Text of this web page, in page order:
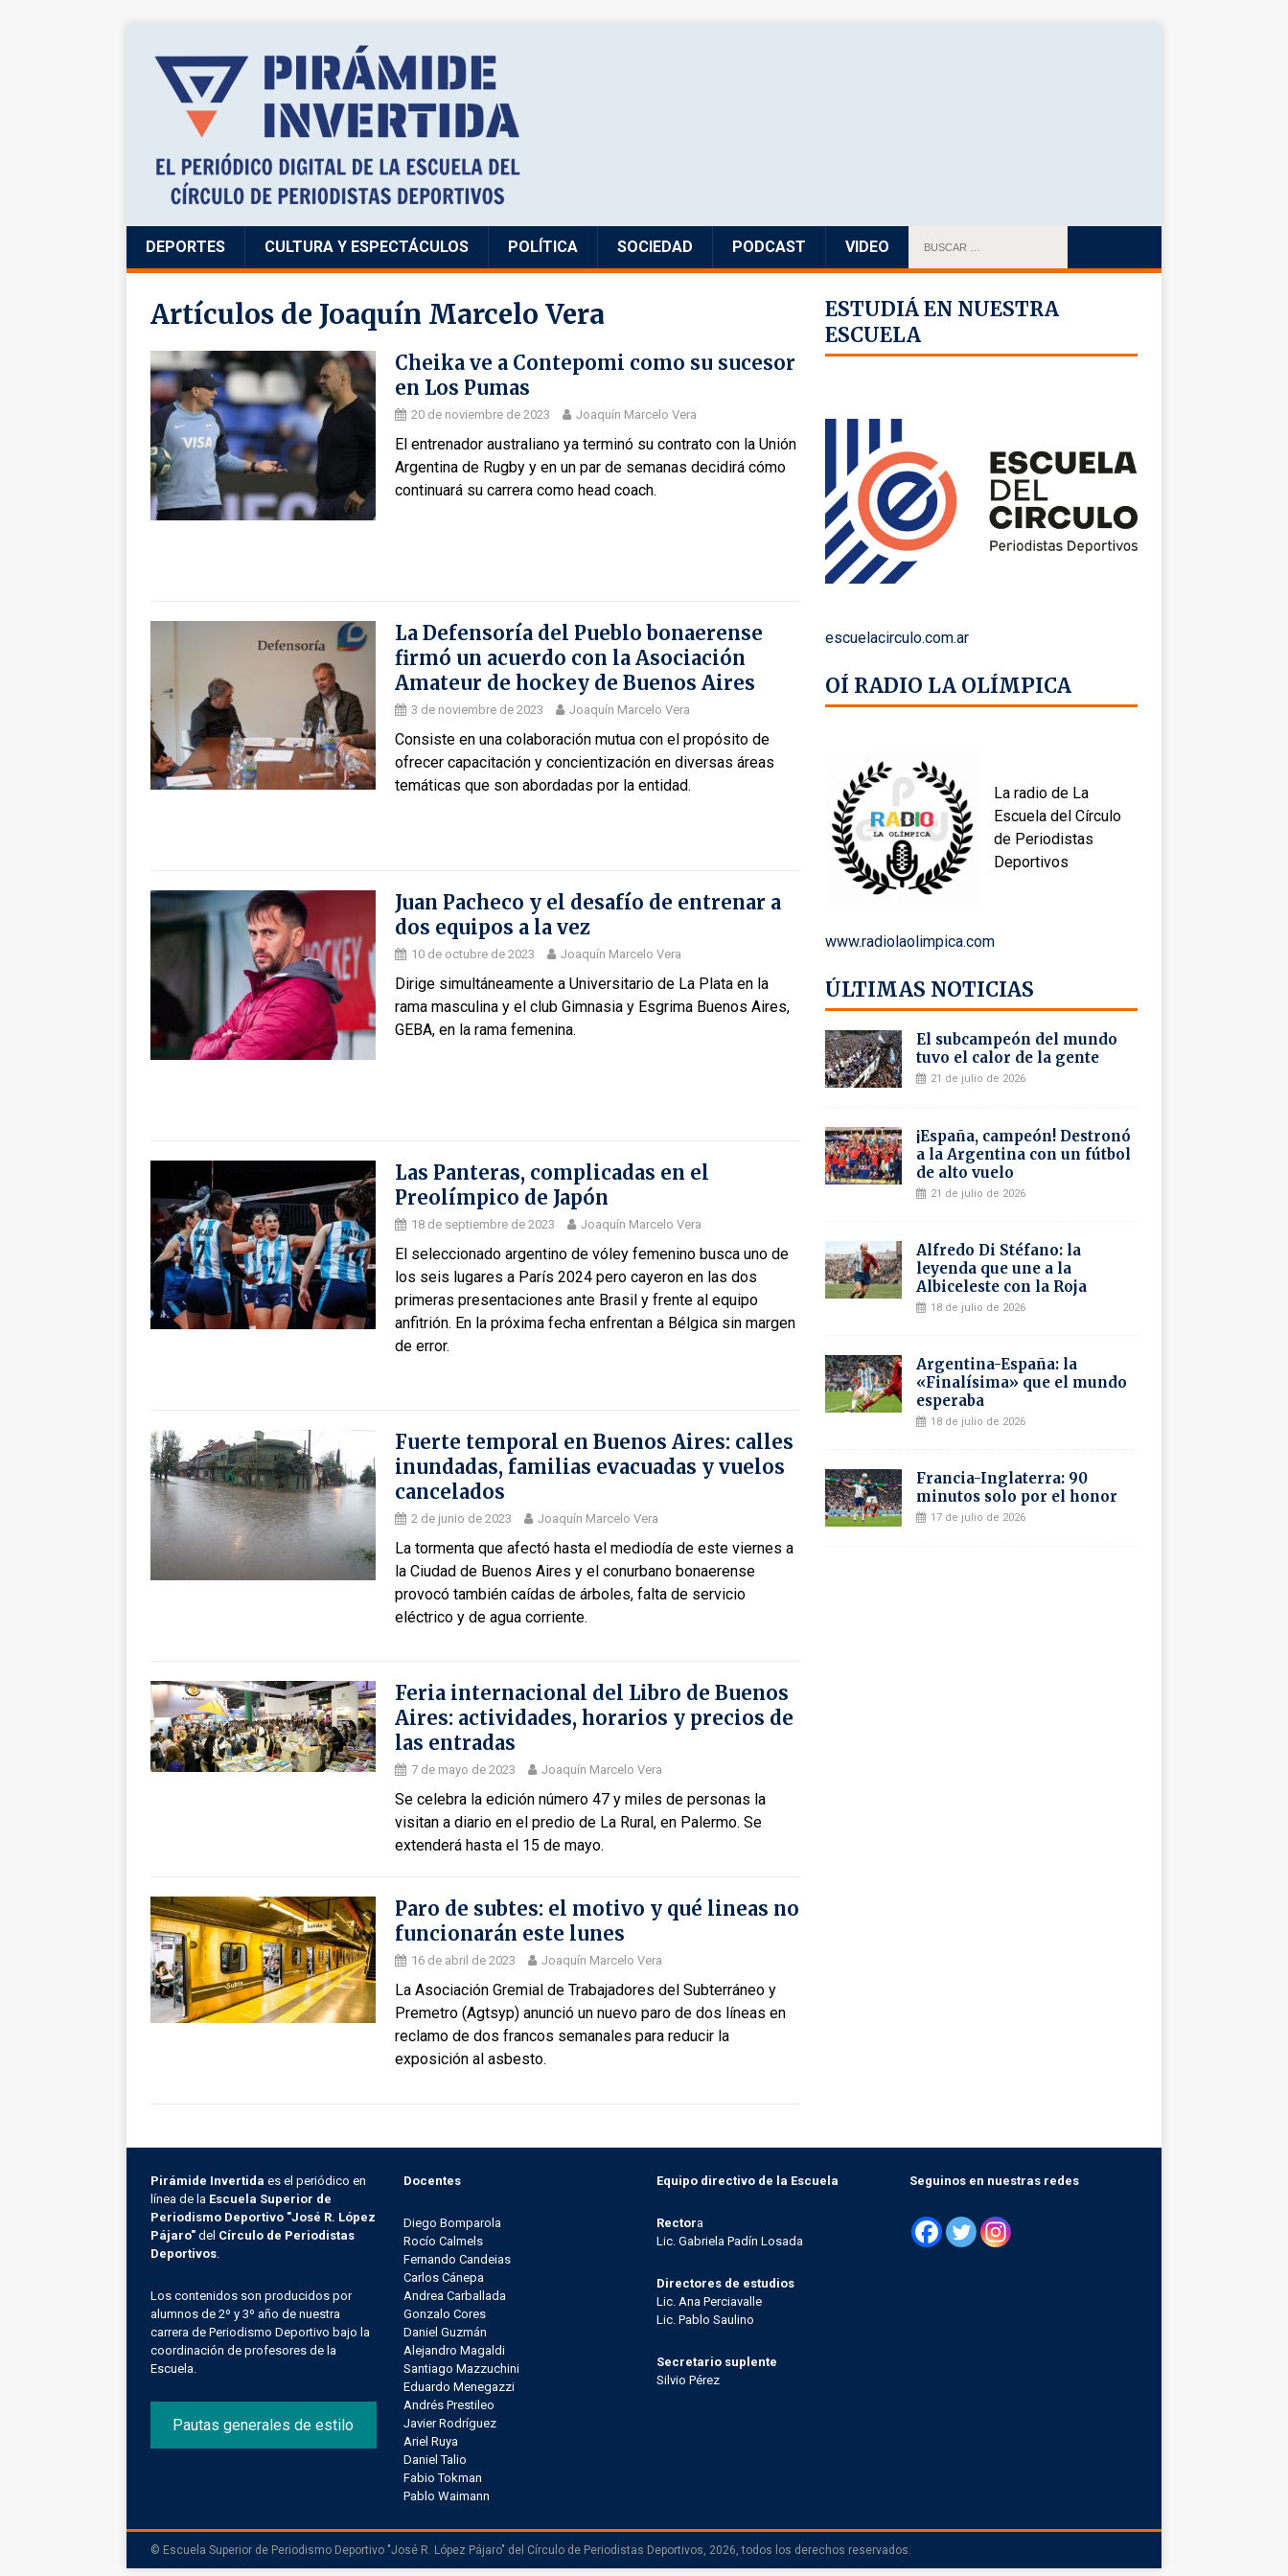
DEPORTES CULTURA Y ESPECTÁCULOS POLÍTICA SOCIEDAD PODCAST VIDEO
Artículos de Joaquín Marcelo Vera
Cheika ve a Contepomi como su sucesor
en Los Pumas
20 de noviembre de 2023 Joaquín Marcelo Vera
El entrenador australiano ya terminó su contrato con la Unión
Argentina de Rugby y en un par de semanas decidirá cómo
continuará su carrera como head coach.
La Defensoría del Pueblo bonaerense
firmó un acuerdo con la Asociación
Amateur de hockey de Buenos Aires
3 de noviembre de 2023 Joaquín Marcelo Vera
Consiste en una colaboración mutua con el propósito de
ofrecer capacitación y concientización en diversas áreas
temáticas que son abordadas por la entidad.
Juan Pacheco y el desafío de entrenar a
dos equipos a la vez
10 de octubre de 2023 Joaquín Marcelo Vera
Dirige simultáneamente a Universitario de La Plata en la
rama masculina y el club Gimnasia y Esgrima Buenos Aires,
GEBA, en la rama femenina.
Las Panteras, complicadas en el
Preolímpico de Japón
18 de septiembre de 2023 Joaquín Marcelo Vera
El seleccionado argentino de vóley femenino busca uno de
los seis lugares a París 2024 pero cayeron en las dos
primeras presentaciones ante Brasil y frente al equipo
anfitrión. En la próxima fecha enfrentan a Bélgica sin margen
de error.
Fuerte temporal en Buenos Aires: calles
inundadas, familias evacuadas y vuelos
cancelados
2 de junio de 2023 Joaquín Marcelo Vera
La tormenta que afectó hasta el mediodía de este viernes a
la Ciudad de Buenos Aires y el conurbano bonaerense
provocó también caídas de árboles, falta de servicio
eléctrico y de agua corriente.
Feria internacional del Libro de Buenos
Aires: actividades, horarios y precios de
las entradas
7 de mayo de 2023 Joaquín Marcelo Vera
Se celebra la edición número 47 y miles de personas la
visitan a diario en el predio de La Rural, en Palermo. Se
extenderá hasta el 15 de mayo.
Paro de subtes: el motivo y qué lineas no
funcionarán este lunes
16 de abril de 2023 Joaquín Marcelo Vera
La Asociación Gremial de Trabajadores del Subterráneo y
Premetro (Agtsyp) anunció un nuevo paro de dos líneas en
reclamo de dos francos semanales para reducir la
exposición al asbesto.
ESTUDIÁ EN NUESTRA
ESCUELA
escuelacirculo.com.ar
OÍ RADIO LA OLÍMPICA
La radio de La
Escuela del Círculo
de Periodistas
Deportivos
www.radiolaolimpica.com
ÚLTIMAS NOTICIAS
El subcampeón del mundo
tuvo el calor de la gente
21 de julio de 2026
¡España, campeón! Destronó
a la Argentina con un fútbol
de alto vuelo
21 de julio de 2026
Alfredo Di Stéfano: la
leyenda que une a la
Albiceleste con la Roja
18 de julio de 2026
Argentina-España: la
«Finalísima» que el mundo
esperaba
18 de julio de 2026
Francia-Inglaterra: 90
minutos solo por el honor
17 de julio de 2026
Pirámide Invertida es el periódico en
línea de la Escuela Superior de
Periodismo Deportivo "José R. López
Pájaro" del Círculo de Periodistas
Deportivos
Los contenidos son producidos por
alumnos de 2º y 3º año de nuestra
carrera de Periodismo Deportivo bajo la
coordinación de profesores de la
Escuela.
Pautas generales de estilo
Docentes
Diego Bomparola
Rocío Calmels
Fernando Candeias
Carlos Cánepa
Andrea Carballada
Gonzalo Cores
Daniel Guzmán
Alejandro Magaldi
Santiago Mazzuchini
Eduardo Menegazzi
Andrés Prestileo
Javier Rodríguez
Ariel Ruya
Daniel Talio
Fabio Tokman
Pablo Waimann
Equipo directivo de la Escuela
Rectora
Lic. Gabriela Padín Losada
Directores de estudios
Lic. Ana Perciavalle
Lic. Pablo Saulino
Secretario suplente
Silvio Pérez
Seguinos en nuestras redes
© Escuela Superior de Periodismo Deportivo "José R. López Pájaro" del Círculo de Periodistas Deportivos, 2026, todos los derechos reservados.